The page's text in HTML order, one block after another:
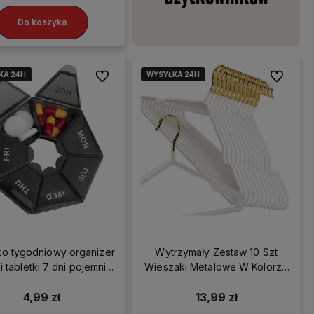
Do koszyka
24H
24H
24H
24H
tygodniowy organizer
tabletki 7 dni pojemnik
4,99 zł
Do ulubionychWYSYŁKA 24H
Wytrzymały Zestaw 10 Szt
Wieszaki Metalowe W Kolorze
13,99 zł
Do